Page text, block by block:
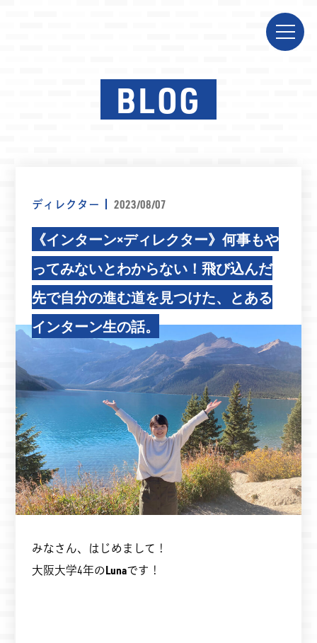
BLOG
ディレクター 2023/08/07
《インターン×ディレクター》何事もや
ってみないとわからない！飛び込んだ
先で自分の進む道を見つけた、とある
インターン生の話。
みなさん、はじめまして！
大阪大学4年のLunaです！